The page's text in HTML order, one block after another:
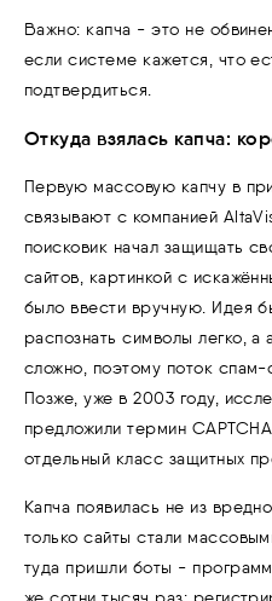
Важно: капча - это не
если системе кажется, что
подтвердиться.
Откуда взялась капча:
Первую массовую капчу в
связывают с компанией
поисковик начал защищать
сайтов, картинкой с
было ввести вручную. Идея
распознать символы легко,
сложно, поэтому поток
Позже, уже в 2003 году,
предложили термин
отдельный класс защитных
Капча появилась не из
только сайты стали
туда пришли боты -